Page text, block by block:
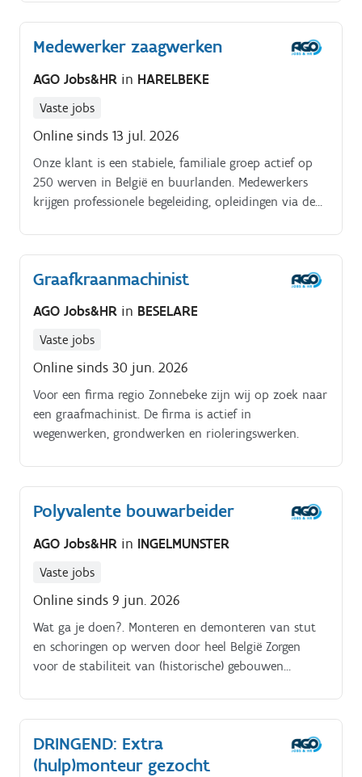
Medewerker zaagwerken
AGO Jobs&HR in HARELBEKE
Vaste jobs
Online sinds 13 jul. 2026
Onze klant is een stabiele, familiale groep actief op
250 werven in België en buurlanden. Medewerkers
krijgen professionele begeleiding, opleidingen via de
Graafkraanmachinist
AGO Jobs&HR in BESELARE
Vaste jobs
Online sinds 30 jun. 2026
Voor een firma regio Zonnebeke zijn wij op zoek naar
een graafmachinist. De firma is actief in
wegenwerken, grondwerken en rioleringswerken.
Polyvalente bouwarbeider
AGO Jobs&HR in INGELMUNSTER
Vaste jobs
Online sinds 9 jun. 2026
Wat ga je doen?. Monteren en demonteren van stut
en schoringen op werven door heel België Zorgen
voor de stabiliteit van (historische) gebouwen
stellingen Samenwerken met een gemotiveerd team
van collega's Over het bedrijf.
DRINGEND: Extra
(hulp)monteur gezocht